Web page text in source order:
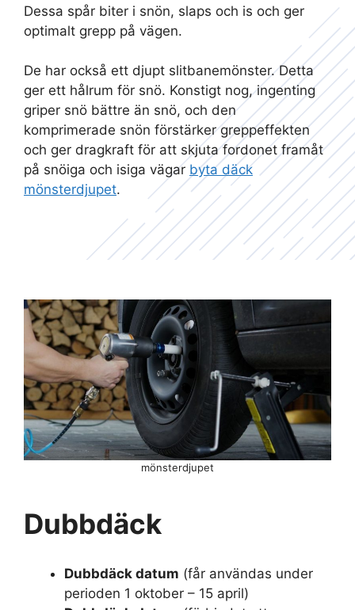
Dessa spår biter i snön, slaps och is och ger
optimalt grepp på vägen.
De har också ett djupt slitbanemönster. Detta
ger ett hålrum för snö. Konstigt nog, ingenting
griper snö bättre än snö, och den
komprimerade snön förstärker greppeffekten
och ger dragkraft för att skjuta fordonet framåt
på snöiga och isiga vägar byta däck
mönsterdjupet.
mönsterdjupet
Dubbdäck
Dubbdäck datum (får användas under
perioden 1 oktober – 15 april)